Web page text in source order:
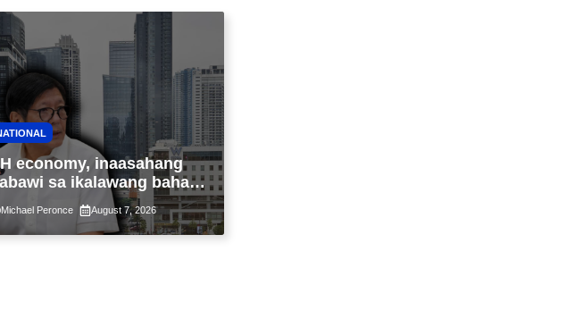
economy, inaasahang
sa ikalawang bahagi
taon kasunod ng 2.3%
dulot ng Middle East
pagkaantala ng public
Michael Peronce August 7, 2026